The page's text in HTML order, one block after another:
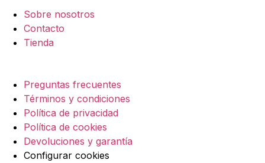
Sobre nosotros
Contacto
Tienda
Preguntas frecuentes
Términos y condiciones
Política de privacidad
Política de cookies
Devoluciones y garantía
Configurar cookies